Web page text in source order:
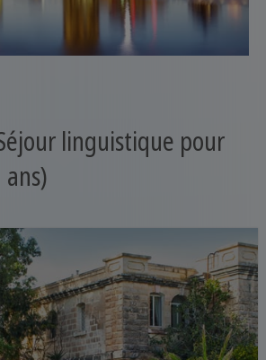
linguistique pour